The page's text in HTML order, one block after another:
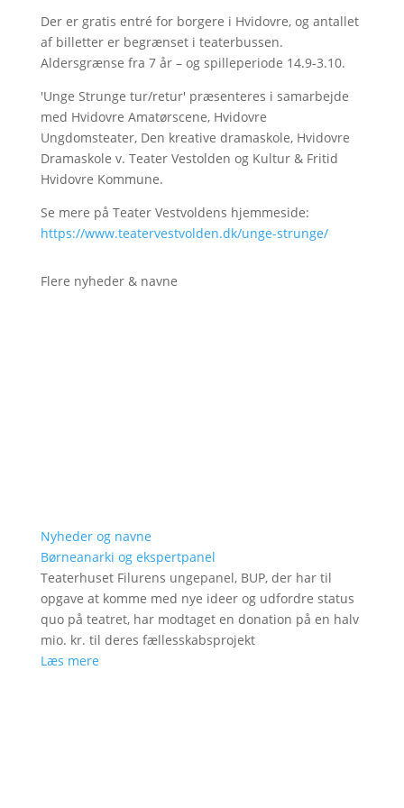
Der er gratis entré for borgere i Hvidovre, og antallet
af billetter er begrænset i teaterbussen.
Aldersgrænse fra 7 år – og spilleperiode 14.9-3.10.
'Unge Strunge tur/retur' præsenteres i samarbejde
med Hvidovre Amatørscene, Hvidovre
Ungdomsteater, Den kreative dramaskole, Hvidovre
Dramaskole v. Teater Vestolden og Kultur & Fritid
Hvidovre Kommune.
Se mere på Teater Vestvoldens hjemmeside:
https://www.teatervestvolden.dk/unge-strunge/
Flere nyheder & navne
Nyheder og navne
Børneanarki og ekspertpanel
Teaterhuset Filurens ungepanel, BUP, der har til
opgave at komme med nye ideer og udfordre status
quo på teatret, har modtaget en donation på en halv
mio. kr. til deres fællesskabsprojekt
Læs mere